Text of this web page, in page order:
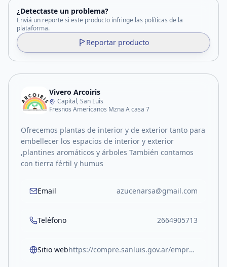
¿Detectaste un problema?
Enviá un reporte si este producto infringe las políticas de la
plataforma.
Reportar producto
Vivero Arcoiris
Capital, San Luis
Fresnos Americanos Mzna A casa 7
Ofrecemos plantas de interior y de exterior tanto para
embellecer los espacios de interior y exterior
,plantines aromáticos y árboles También contamos
con tierra fértil y humus
Email azucenarsa@gmail.com
Teléfono 2664905713
Sitio web https://compre.sanluis.gov.ar/empresa/viveroarcoiris23